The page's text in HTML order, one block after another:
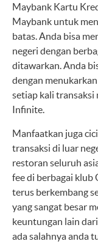
Maybank Kartu
Maybank untuk
batas. Anda bisa
negeri dengan
ditawarkan. Anda
dengan
setiap kali
Infinite.
Manfaatkan juga
transaksi di luar
restoran seluruh
fee di berbagai klub
terus berkembang
yang sangat besar
keuntungan lain
ada salahnya anda